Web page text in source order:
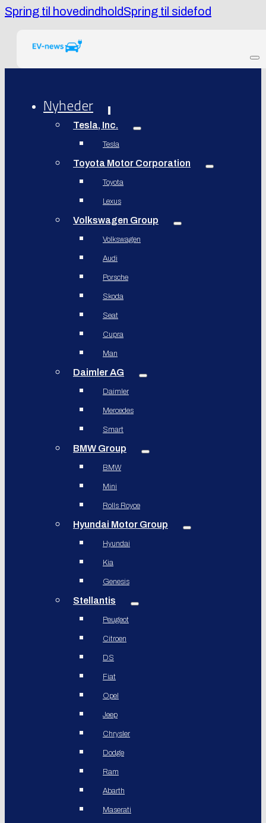
Spring til hovedindholdSpring til sidefod
Nyheder
Tesla, Inc.
Tesla
Toyota Motor Corporation
Toyota
Lexus
Volkswagen Group
Volkswagen
Audi
Porsche
Skoda
Seat
Cupra
Man
Daimler AG
Daimler
Mercedes
Smart
BMW Group
BMW
Mini
Rolls Royce
Hyundai Motor Group
Hyundai
Kia
Genesis
Stellantis
Peugeot
Citroen
DS
Fiat
Opel
Jeep
Chrysler
Dodge
Ram
Abarth
Maserati